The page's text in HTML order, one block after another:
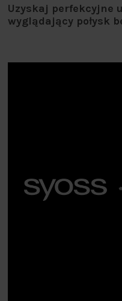
Uzyskaj perfekcyjne
wyglądający połysk